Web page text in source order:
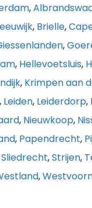
,
, Brielle,
,
, Hellevoetsluis,
, Krimpen aan
, Leiden, Leiderdorp,
, Nieuwkoop,
, Papendrecht,
Sliedrecht,Strijen,
,